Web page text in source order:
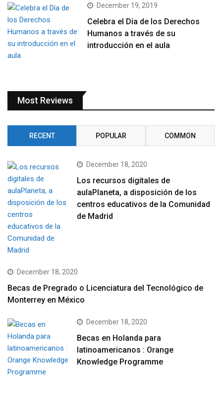
December 19, 2019
Celebra el Día de los Derechos
Humanos a través de su
introducción en el aula
Most Reviews
RECENT POPULAR COMMON
December 18, 2020
Los recursos digitales de
aulaPlaneta, a disposición de los
centros educativos de la Comunidad
de Madrid
December 18, 2020
Becas de Pregrado o Licenciatura del Tecnológico de
Monterrey en México
December 18, 2020
Becas en Holanda para
latinoamericanos : Orange
Knowledge Programme